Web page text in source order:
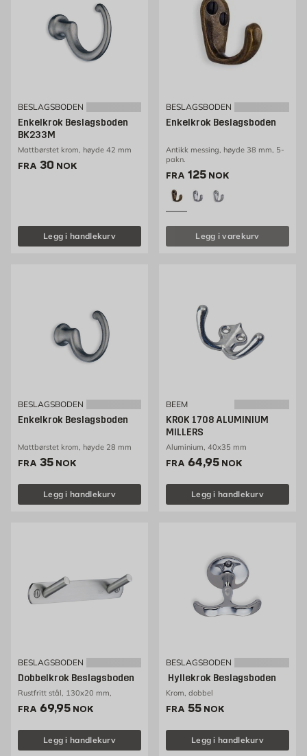
BESLAGSBODEN
Enkelkrok Beslagsboden
BK233M
Mattbørstet krom, høyde 42 mm
FRA Pris 30 NOK /stk
30 NOK
Legg i handlekurv
BESLAGSBODEN
Enkelkrok Beslagsboden
Antikk messing, høyde 38 mm, 5-
pakn.
FRA Pris 100 NOK /stk
125 NOK
Legg i varekurv
BESLAGSBODEN
Enkelkrok Beslagsboden
Mattbørstet krom, høyde 28 mm
FRA Pris 35 NOK /stk
35 NOK
Legg i handlekurv
BEEM
KROK 1708 ALUMINIUM
MILLERS
Aluminium, 40x35 mm
FRA Pris 64.95 NOK /stk
64,95 NOK
Legg i handlekurv
BESLAGSBODEN
Dobbelkrok Beslagsboden
Rustfritt stål, 130x20 mm,
FRA Pris 69.95 NOK /stk
69,95 NOK
Legg i handlekurv
BESLAGSBODEN
Hyllekrok Beslagsboden
Krom, dobbel
FRA Pris 55 NOK /stk
55 NOK
Legg i handlekurv